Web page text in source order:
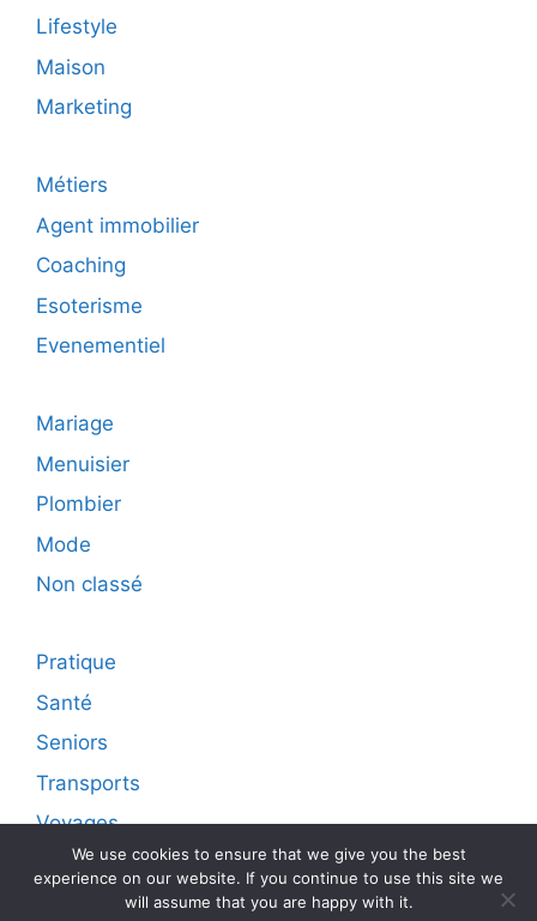
Lifestyle
Maison
Marketing
Métiers
Agent immobilier
Coaching
Esoterisme
Evenementiel
Mariage
Menuisier
Plombier
Mode
Non classé
Pratique
Santé
Seniors
Transports
Voyages
© 2026 Diffusion live sur internet d'articles
We use cookies to ensure that we give you the best
experience on our website. If you continue to use this site we
will assume that you are happy with it.